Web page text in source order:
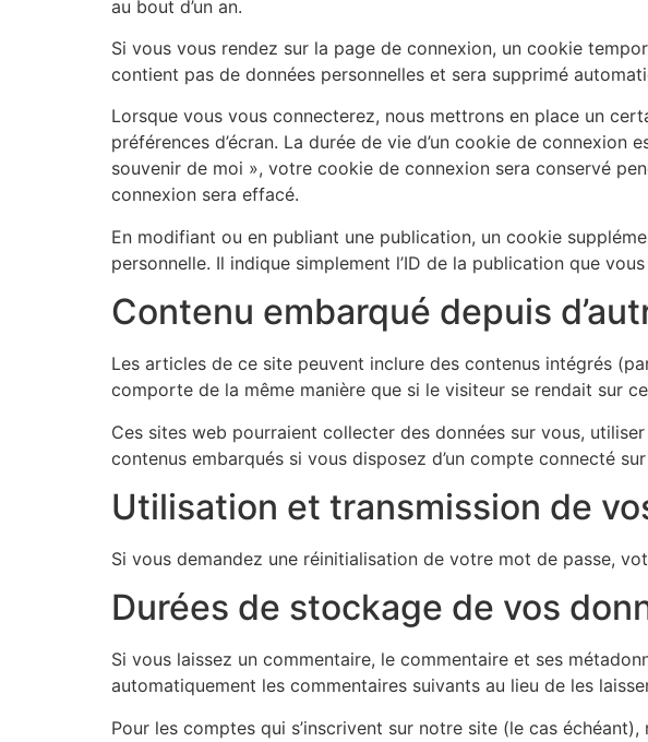
au bout d’un an.
Si vous vous rendez sur la page de connexion, un cookie
contient pas de données personnelles et sera supprimé
Lorsque vous vous connecterez, nous mettrons en place un
préférences d’écran. La durée de vie d’un cookie de connexion
souvenir de moi », votre cookie de connexion sera conservé
connexion sera effacé.
En modifiant ou en publiant une publication, un cookie
personnelle. Il indique simplement l’ID de la publication que
Contenu embarqué depuis
Les articles de ce site peuvent inclure des contenus intégrés
comporte de la même manière que si le visiteur se rendait sur
Ces sites web pourraient collecter des données sur vous,
contenus embarqués si vous disposez d’un compte connecté
Utilisation et transmission de
Si vous demandez une réinitialisation de votre mot de passe,
Durées de stockage de vos
Si vous laissez un commentaire, le commentaire et ses
automatiquement les commentaires suivants au lieu de les
Pour les comptes qui s’inscrivent sur notre site (le cas